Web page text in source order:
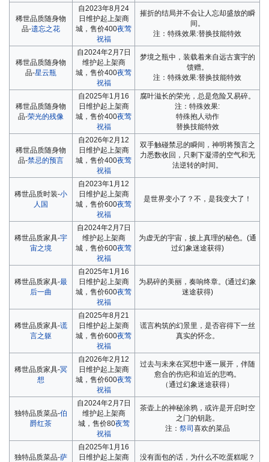
稀世品质随身物
品-遗忘之花
自2023年8月24
日维护起上架商
城，售价400夜莺
祝福
摧折的结局并不会让人忘却盛放的瞬
间。
注：特殊效果:替换技能特效
稀世品质随身物
品-星云瓶
自2024年2月7日
维护起上架商
城，售价400夜莺
祝福
梦境之瓶中，装载着来自远古寰宇的
馈赠。
注：特殊效果:替换技能特效
稀世品质随身物
品-荣光的残像
自2025年1月16
日维护起上架商
城，售价400夜莺
祝福
腐叶滋长的荣光，总是危险又易碎。
注：特殊效果:
特殊抱人动作
替换技能特效
稀世品质随身物
品-禁忌的预言
自2026年2月12
日维护起上架商
城，售价400夜莺
祝福
双手触碰禁忌的瞬间，神明将预言之
力悉数收回，只剩下凝滞的空气和无
法逆转的时间。
稀世品质时装-小
人国
自2023年1月12
日维护起上架商
城，售价600夜莺
祝福
是世界变小了？不，是我变大了！
稀世品质家具-宇
宙之境
自2024年2月7日
维护起上架商
城，售价600夜莺
祝福
为虚无的宇宙，披上真理的秘色。(通
过幻象迷途获得)
稀世品质家具-最
后一曲
自2025年1月16
日维护起上架商
城，售价600夜莺
祝福
为易碎的美丽，奏响终章。(通过幻象
迷途获得)
稀世品质家具-谎
言之躯
自2025年8月21
日维护起上架商
城，售价600夜莺
祝福
谎言构筑的幻景里，是否容得下一丝
真实的怀念。
稀世品质家具-冥
想
自2026年2月12
日维护起上架商
城，售价600夜莺
祝福
过去与未来在冥想中逐一展开，伴随
愈合的伤疤和迫近的悲鸣。
（通过幻象迷途获得）
独特品质菜品-伯
爵红茶
自2024年2月7日
维护起上架商
城，售价80夜莺
祝福
茶壶上的神秘涂鸦，或许是开启时空
之门的钥匙。
注： 祭司喜欢的菜品
独特品质菜品-萨
自2025年1月16
日维护起上架商
没有面包的话，为什么不吃蛋糕呢？